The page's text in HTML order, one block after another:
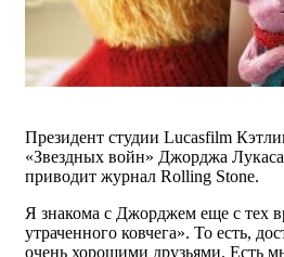
Президент студии Lucasfilm
«Звездных войн» Джорджа
приводит журнал Rolling Stone.
Я знакома с Джорджем еще с тех
утраченного ковчега». То есть,
очень хорошими друзьями. Есть